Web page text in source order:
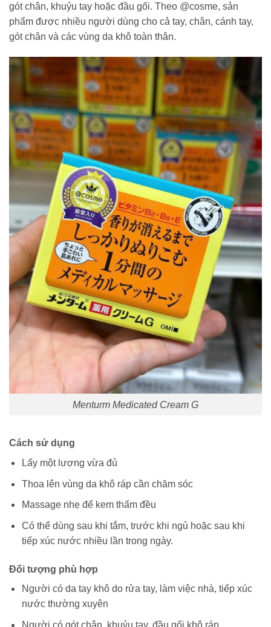
gót chân, khuỷu tay hoặc đầu gối. Theo @cosme, sản
phẩm được nhiều người dùng cho cả tay, chân, cánh tay,
gót chân và các vùng da khô toàn thân.
Menturm Medicated Cream G
Cách sử dụng
Lấy một lượng vừa đủ
Thoa lên vùng da khô ráp cần chăm sóc
Massage nhẹ để kem thấm đều
Có thể dùng sau khi tắm, trước khi ngủ hoặc sau khi
tiếp xúc nước nhiều lần trong ngày.
Đối tượng phù hợp
Người có da tay khô do rửa tay, làm việc nhà, tiếp xúc
nước thường xuyên
Người có gót chân, khuỷu tay, đầu gối khô ráp